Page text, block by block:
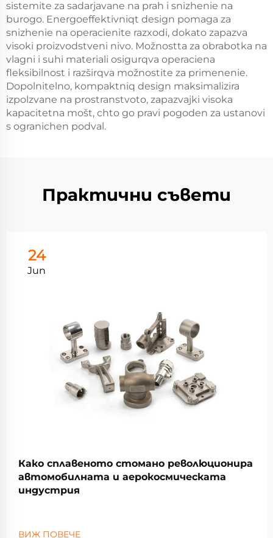
sistemite za sadarjavane na prah i snizhenie na
burogo. Energoeffektivniqt design pomaga za
snizhenie na operacienite razxodi, dokato zapazva
visoki proizvodstveni nivo. Možnostta za obrabotka na
vlagni i suhi materiali osigurqva operaciena
fleksibilnost i razširqva možnostite za primenenie.
Dopolnitelno, kompaktniq design maksimalizira
izpolzvane na prostranstvoto, zapazvajki visoka
kapacitetna mošt, chto go pravi pogoden za ustanovi
s ogranichen podval.
Практични съвети
24
Jun
Како сплавеното стомано революционира
автомобилната и аерокосмическата
индустрия
ВИЖ ПОВЕЧЕ